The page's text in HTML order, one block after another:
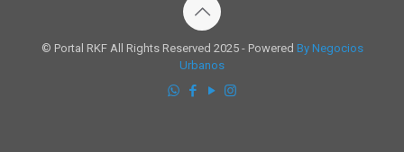
© Portal RKF All Rights Reserved 2025 - Powered By Negocios
Urbanos